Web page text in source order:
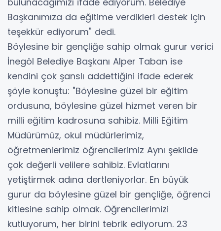
Başkanımıza da eğitime verdikleri destek için
teşekkür ediyorum" dedi.
Böylesine bir gençliğe sahip olmak gurur verici
İnegöl Belediye Başkanı Alper Taban ise
kendini çok şanslı addettiğini ifade ederek
şöyle konuştu: "Böylesine güzel bir eğitim
ordusuna, böylesine güzel hizmet veren bir
milli eğitim kadrosuna sahibiz. Milli Eğitim
Müdürümüz, okul müdürlerimiz,
öğretmenlerimiz öğrencilerimiz Aynı şekilde
çok değerli velilere sahibiz. Evlatlarını
yetiştirmek adına dertleniyorlar. En büyük
gurur da böylesine güzel bir gençliğe, öğrenci
kitlesine sahip olmak. Öğrencilerimizi
kutluyorum, her birini tebrik ediyorum. 23